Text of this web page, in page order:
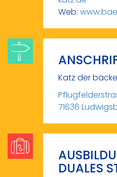
Web:
Katz der
71636
DUALES